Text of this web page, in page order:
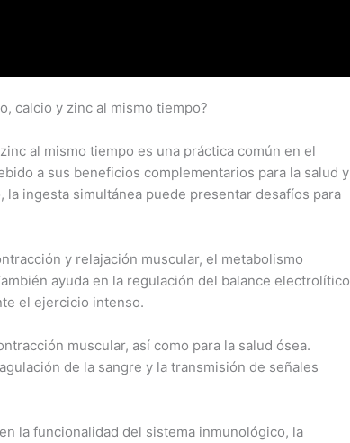
calcio y zinc al mismo tiempo?
al mismo tiempo es una práctica común en el
a sus beneficios complementarios para la salud y
ingesta simultánea puede presentar desafíos para
y relajación muscular, el metabolismo
ayuda en la regulación del balance electrolítico
el ejercicio intenso.
muscular, así como para la salud ósea.
de la sangre y la transmisión de señales
la funcionalidad del sistema inmunológico, la